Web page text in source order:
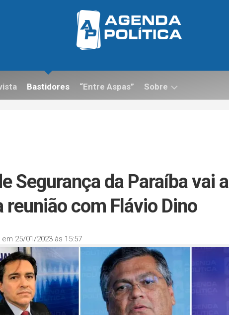
Bastidores “Entre Aspas” Sobre
Segurança da Paraíba vai a
reunião com Flávio Dino
em 25/01/2023 às 15:57